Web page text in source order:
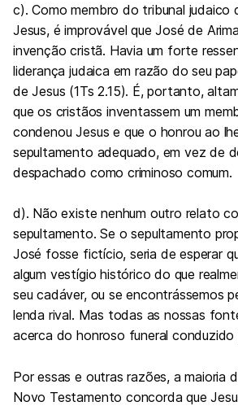
c). Como membro do tribunal judaico
Jesus, é improvável que José de
invenção cristã. Havia um forte
liderança judaica em razão do seu
de Jesus (1Ts 2.15). É, portanto,
que os cristãos inventassem um
condenou Jesus e que o honrou ao
sepultamento adequado, em vez de
despachado como criminoso comum.
d). Não existe nenhum outro relato
sepultamento. Se o sepultamento
José fosse fictício, seria de esperar
algum vestígio histórico do que
seu cadáver, ou se encontrássemos
lenda rival. Mas todas as nossas
acerca do honroso funeral conduzido
Por essas e outras razões, a maioria
Novo Testamento concorda que